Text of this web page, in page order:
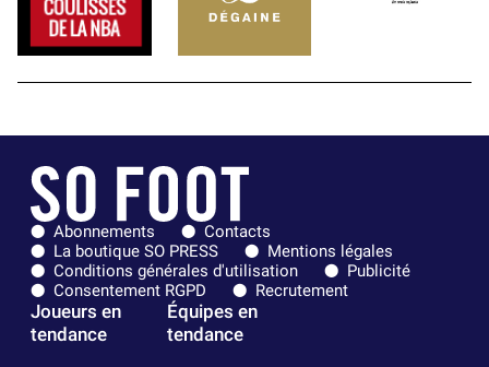
Abonnements
Contacts
La boutique SO PRESS
Mentions légales
Conditions générales d'utilisation
Publicité
Consentement RGPD
Recrutement
Joueurs en
tendance
Équipes en
tendance